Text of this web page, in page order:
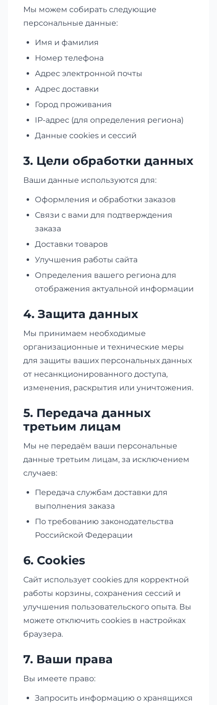
Мы можем собирать следующие
персональные данные:
Имя и фамилия
Номер телефона
Адрес электронной почты
Адрес доставки
Город проживания
IP-адрес (для определения региона)
Данные cookies и сессий
3. Цели обработки данных
Ваши данные используются для:
Оформления и обработки заказов
Связи с вами для подтверждения
заказа
Доставки товаров
Улучшения работы сайта
Определения вашего региона для
отображения актуальной информации
4. Защита данных
Мы принимаем необходимые
организационные и технические меры
для защиты ваших персональных данных
от несанкционированного доступа,
изменения, раскрытия или уничтожения.
5. Передача данных
третьим лицам
Мы не передаём ваши персональные
данные третьим лицам, за исключением
случаев:
Передача службам доставки для
выполнения заказа
По требованию законодательства
Российской Федерации
6. Cookies
Сайт использует cookies для корректной
работы корзины, сохранения сессий и
улучшения пользовательского опыта. Вы
можете отключить cookies в настройках
браузера.
7. Ваши права
Вы имеете право:
Запросить информацию о хранящихся